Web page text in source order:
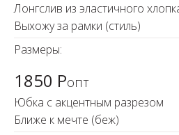
Лонгслив из эластичного
Выхожу за рамки (стиль)
Размеры:
1850 Ропт
Юбка с акцентным разрезом
Ближе к мечте (беж)